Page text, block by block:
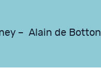
– Alain de Botton